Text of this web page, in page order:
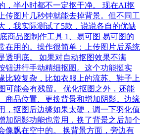
，半小时都不一定抠干净。 现在AI抠
传图片几秒钟就能去掉背景。但不同工
，我实际测试了5款，说说各自的优缺
商品图制作工具 1、易可图 易可图的
在用的。操作很简单：上传图片后系统
透明底。 如果对自动抠图效果不满
钮进行手动精细抠图。这个功能挺实
比较复杂，比如衣服上的流苏、鞋子上
可能会有残留。 优化抠图之外，还能
商品位置、更换背景和增加阴影。边缘
，抠图后边缘如果太硬，调一下羽化值
加阴影功能也常用，换了背景之后加个
像飘在空中的。 换背景方面，旁边有